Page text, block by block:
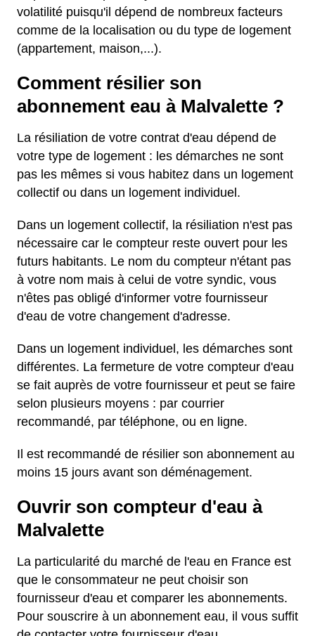
volatilité puisqu'il dépend de nombreux facteurs
comme de la localisation ou du type de logement
(appartement, maison,...).
Comment résilier son
abonnement eau à Malvalette ?
La résiliation de votre contrat d'eau dépend de
votre type de logement : les démarches ne sont
pas les mêmes si vous habitez dans un logement
collectif ou dans un logement individuel.
Dans un logement collectif, la résiliation n'est pas
nécessaire car le compteur reste ouvert pour les
futurs habitants. Le nom du compteur n'étant pas
à votre nom mais à celui de votre syndic, vous
n'êtes pas obligé d'informer votre fournisseur
d'eau de votre changement d'adresse.
Dans un logement individuel, les démarches sont
différentes. La fermeture de votre compteur d'eau
se fait auprès de votre fournisseur et peut se faire
selon plusieurs moyens : par courrier
recommandé, par téléphone, ou en ligne.
Il est recommandé de résilier son abonnement au
moins 15 jours avant son déménagement.
Ouvrir son compteur d'eau à
Malvalette
La particularité du marché de l'eau en France est
que le consommateur ne peut choisir son
fournisseur d'eau et comparer les abonnements.
Pour souscrire à un abonnement eau, il vous suffit